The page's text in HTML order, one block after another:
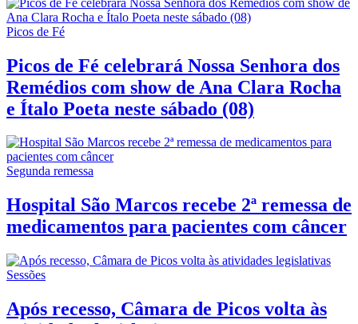
Picos de Fé
Picos de Fé celebrará Nossa Senhora dos
Remédios com show de Ana Clara Rocha
e Ítalo Poeta neste sábado (08)
Segunda remessa
Hospital São Marcos recebe 2ª remessa de
medicamentos para pacientes com câncer
Sessões
Após recesso, Câmara de Picos volta às